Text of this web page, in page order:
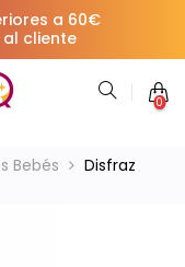
a 60€
cliente
0
Bebés
Disfraz